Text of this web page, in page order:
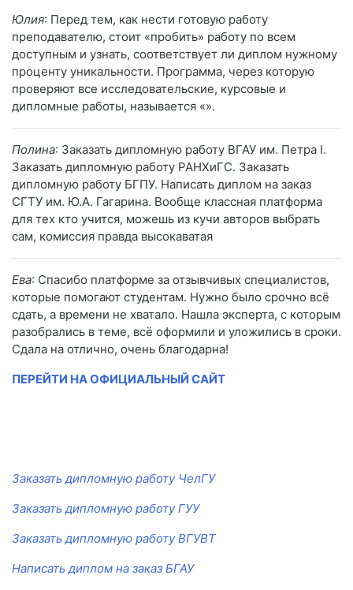
Юлия: Перед тем, как нести готовую работу
преподавателю, стоит «пробить» работу по всем
доступным и узнать, соответствует ли диплом нужному
проценту уникальности. Программа, через которую
проверяют все исследовательские, курсовые и
дипломные работы, называется «».
Полина: Заказать дипломную работу ВГАУ им. Петра I.
Заказать дипломную работу РАНХиГС. Заказать
дипломную работу БГПУ. Написать диплом на заказ
СГТУ им. Ю.А. Гагарина. Вообще классная платформа
для тех кто учится, можешь из кучи авторов выбрать
сам, комиссия правда высокаватая
Ева: Спасибо платформе за отзывчивых специалистов,
которые помогают студентам. Нужно было срочно всё
сдать, а времени не хватало. Нашла эксперта, с которым
разобрались в теме, всё оформили и уложились в сроки.
Сдала на отлично, очень благодарна!
ПЕРЕЙТИ НА ОФИЦИАЛЬНЫЙ САЙТ
Заказать дипломную работу ЧелГУ
Заказать дипломную работу ГУУ
Заказать дипломную работу ВГУВТ
Написать диплом на заказ БГАУ